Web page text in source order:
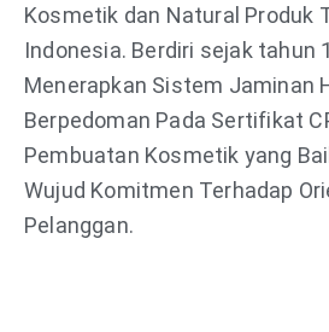
Kosmetik dan Natural Produk
Indonesia. Berdiri sejak tahun
Menerapkan Sistem Jaminan
Berpedoman Pada Sertifikat
Pembuatan Kosmetik yang
Wujud Komitmen Terhadap
Pelanggan.